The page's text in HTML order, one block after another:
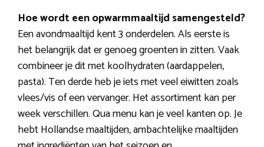
Hoe wordt een opwarmmaaltijd samengesteld?
Een avondmaaltijd kent 3 onderdelen. Als eerste is
het belangrijk dat er genoeg groenten in zitten. Vaak
combineer je dit met koolhydraten (aardappelen,
pasta). Ten derde heb je iets met veel eiwitten zoals
vlees/vis of een vervanger. Het assortiment kan per
week verschillen. Qua menu kan je veel kanten op. Je
hebt Hollandse maaltijden, ambachtelijke maaltijden